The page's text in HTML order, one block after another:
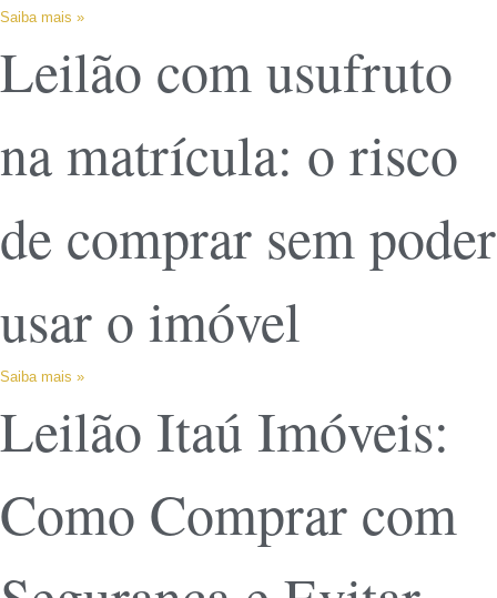
Saiba mais »
Leilão com usufruto
na matrícula: o risco
de comprar sem poder
usar o imóvel
Saiba mais »
Leilão Itaú Imóveis:
Como Comprar com